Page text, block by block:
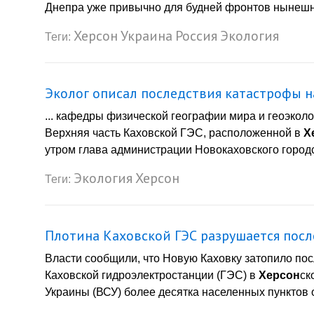
Днепра уже привычно для будней фронтов
Теги: ХерсонУкраина Россия Экология
Эколог описал последствия катастрофы
... кафедры физической географии мира и
Верхняя часть Каховской ГЭС, расположенной в
утром глава администрации Новокаховского
Теги: Экология Херсон
Плотина Каховской ГЭС разрушается
Власти сообщили, что Новую Каховку затопило
Каховской гидроэлектростанции (ГЭС) в Херсон
Украины (ВСУ) более десятка населенных пунктов